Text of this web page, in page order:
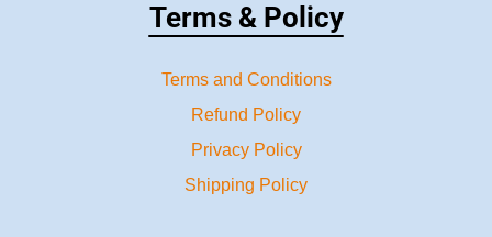
Terms & Policy
Terms and Conditions
Refund Policy
Privacy Policy
Shipping Policy